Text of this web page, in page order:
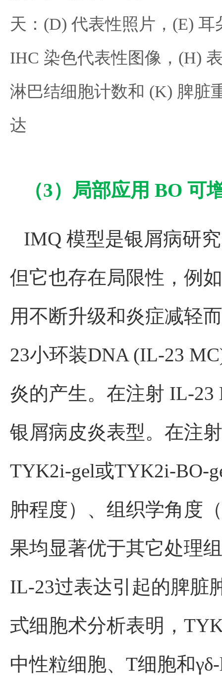
天：(D) 代表性照片，(E)
IHC 染色代表性图像，(H)
淋巴结细胞计数和 (K) 脾脏
达
（3）局部应用 BO 可
IMQ 模型是银屑病研
但它也存在局限性，例
用不断升级和炎症减轻
23小环装DNA (IL-23
炎的产生。在注射 IL-23
银屑病皮炎表型。在注
TYK2i-gel或TYK2i-BO-
肿程度）、组织学角度
果均显著优于其它处理
IL‑23过表达引起的脾脏
式细胞术分析表明，
中性粒细胞、T细胞和